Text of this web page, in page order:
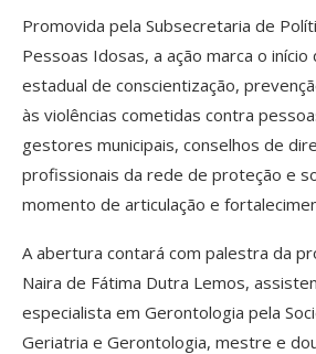
Promovida pela Subsecretaria de
Pessoas Idosas, a ação marca o início
estadual de conscientização,
às violências cometidas contra
gestores municipais, conselhos de
profissionais da rede de proteção e
momento de articulação e
A abertura contará com palestra da
Naira de Fátima Dutra Lemos,
especialista em Gerontologia pela
Geriatria e Gerontologia, mestre e